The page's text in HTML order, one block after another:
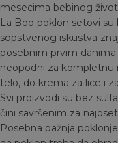
mesecima bebinog
La Boo poklon setovi
sopstvenog iskustva
posebnim prvim
neopodni za kompletnu
telo, do krema za lice i
Svi proizvodi su bez
čini savršenim za
Posebna pažnja